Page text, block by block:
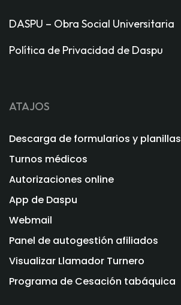
DASPU – Obra Social Universitaria
Política de Privacidad de Daspu
ATAJOS
Descarga de formularios y planillas
Turnos médicos
Autorizaciones online
App de Daspu
Webmail
Panel de autogestión afiliados
Visualizar Llamador Turnero
Programa de Cesación tabáquica